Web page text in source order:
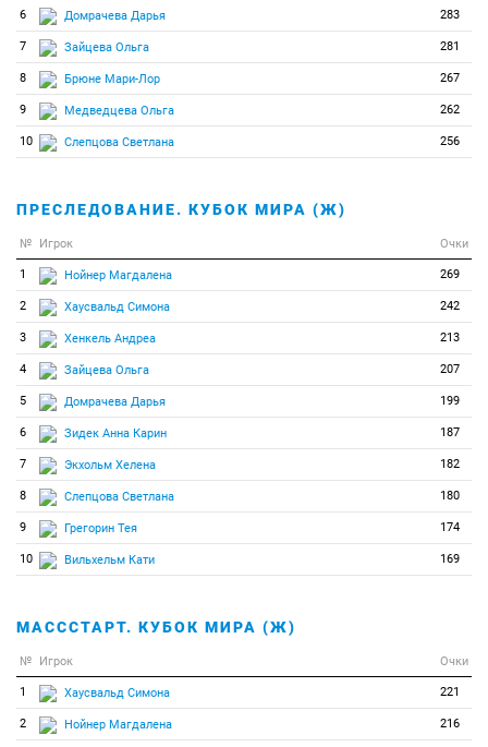
6 Домрачева Дарья 283
7 Зайцева Ольга 281
8 Брюне Мари-Лор 267
9 Медведцева Ольга 262
10 Слепцова Светлана 256
ПРЕСЛЕДОВАНИЕ. КУБОК МИРА (Ж)
№ Игрок Очки
1 Нойнер Магдалена 269
2 Хаусвальд Симона 242
3 Хенкель Андреа 213
4 Зайцева Ольга 207
5 Домрачева Дарья 199
6 Зидек Анна Карин 187
7 Экхольм Хелена 182
8 Слепцова Светлана 180
9 Грегорин Тея 174
10 Вильхельм Кати 169
МАСССТАРТ. КУБОК МИРА (Ж)
№ Игрок Очки
1 Хаусвальд Симона 221
2 Нойнер Магдалена 216